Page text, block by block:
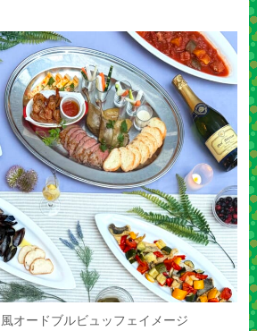
オードブルビュッフェイメージ